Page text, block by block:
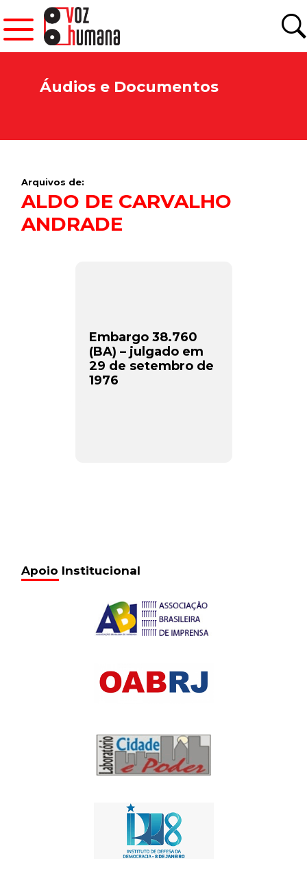
Áudios e Documentos
Arquivos de:
ALDO DE CARVALHO
ANDRADE
Embargo 38.760
(BA) – julgado em
29 de setembro de
1976
Apoio Institucional